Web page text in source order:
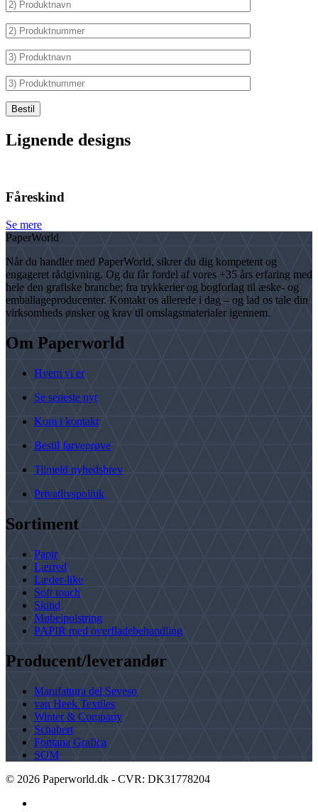
Lignende designs
Fåreskind
Se mere
PaperWorld
Når du handler med PaperWorld, sikrer du dig kompetent og
engageret rådgivning. Og du får fordel af vores +35 års erfaring med
hele den grafiske branche; fra trykkerier og bogforlag til æske- og
emballageproducenter. Kontakt os allerede i dag – og lad os tale din
virksomheds ønsker og krav til omslagsmaterialer igennem.
Om Paperworld
Hvem vi er
Se seneste nyt
Kom i kontakt
Bestil farveprøve
Tilmeld nyhedsbrev
Privatlivspolitik
Sortiment
Papir
Lærred
Læder-like
Soft touch
Skind
Møbelpolstring
PAPIR med overfladebehandling
Producent/leverandør
Manifattura del Seveso
van Heek Textiles
Winter & Company
Schabert
Fontana Grafica
SOM
© 2026 Paperworld.dk - CVR: DK31778204